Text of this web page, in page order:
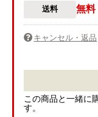
送料 無料
キャンセル・返品
この商品と一緒に
す。